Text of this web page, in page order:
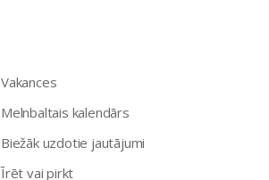
Vakances
Melnbaltais kalendārs
Biežāk uzdotie jautājumi
Īrēt vai pirkt